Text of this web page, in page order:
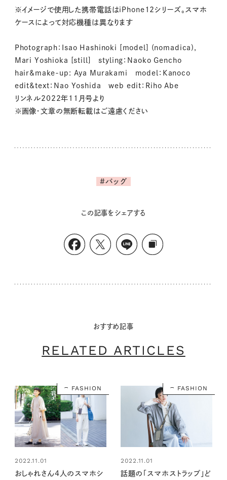
※イメージで使用した携帯電話はiPhone12シリーズ。スマホ
ケースによって対応機種は異なります
Photograph：Isao Hashinoki [model] (nomadica),
Mari Yoshioka [still] styling：Naoko Gencho
hair&make-up: Aya Murakami model：Kanoco
edit&text：Nao Yoshida web edit：Riho Abe
リンネル2022年11月号より
※画像・文章の無断転載はご遠慮ください
#バッグ
この記事をシェアする
おすすめ記事
RELATED ARTICLES
FASHION
2022.11.01
おしゃれさん4人のスマホシ
FASHION
2022.11.01
話題の「スマホストラップ」ど